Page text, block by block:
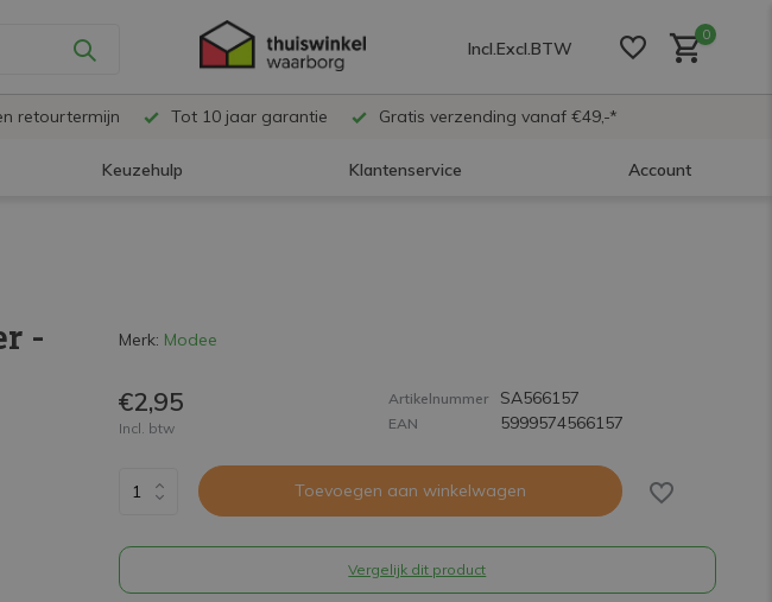
Incl.Excl.BTW
0
retourtermijn Tot 10 jaar garantie Gratis verzending vanaf €49,-*
Keuzehulp Klantenservice Account
-
Merk: Modee
€2,95
Incl. btw
Artikelnummer SA566157
EAN 5999574566157
Toevoegen aan winkelwagen
Vergelijk dit product